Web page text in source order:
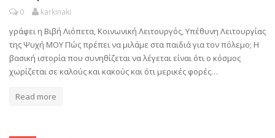
0 karkinaki
γράφει η Βιβή Λιόπετα, Κοινωνική Λειτουργός, Υπέθυνη Λειτουργίας
της Ψυχή ΜΟΥ Πώς πρέπει να μιλάμε στα παιδιά για τον πόλεμο; Η
βασική ιστορία που συνηθίζεται να λέγεται είναι ότι ο κόσμος
χωρίζεται σε καλούς και κακούς και ότι μερικές φορές…
Read more